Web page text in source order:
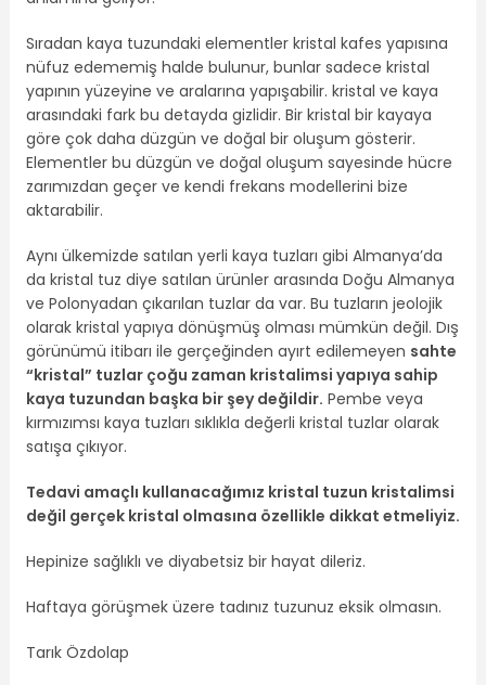
Sıradan kaya tuzundaki elementler kristal kafes yapısına
nüfuz edememiş halde bulunur, bunlar sadece kristal
yapının yüzeyine ve aralarına yapışabilir. kristal ve kaya
arasındaki fark bu detayda gizlidir. Bir kristal bir kayaya
göre çok daha düzgün ve doğal bir oluşum gösterir.
Elementler bu düzgün ve doğal oluşum sayesinde hücre
zarımızdan geçer ve kendi frekans modellerini bize
aktarabilir.
Aynı ülkemizde satılan yerli kaya tuzları gibi Almanya’da
da kristal tuz diye satılan ürünler arasında Doğu Almanya
ve Polonyadan çıkarılan tuzlar da var. Bu tuzların jeolojik
olarak kristal yapıya dönüşmüş olması mümkün değil. Dış
görünümü itibarı ile gerçeğinden ayırt edilemeyen sahte
“kristal” tuzlar çoğu zaman kristalimsi yapıya sahip
kaya tuzundan başka bir şey değildir. Pembe veya
kırmızımsı kaya tuzları sıklıkla değerli kristal tuzlar olarak
satışa çıkıyor.
Tedavi amaçlı kullanacağımız kristal tuzun kristalimsi
değil gerçek kristal olmasına özellikle dikkat etmeliyiz.
Hepinize sağlıklı ve diyabetsiz bir hayat dileriz.
Haftaya görüşmek üzere tadınız tuzunuz eksik olmasın.
Tarık Özdolap